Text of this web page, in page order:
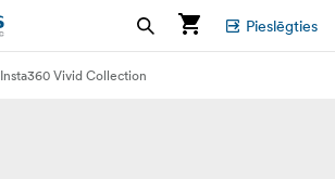
Pieslēgties
Insta360 Vivid Collection